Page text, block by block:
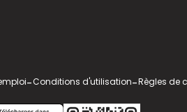
-Conditions d'utilisation-Règles de